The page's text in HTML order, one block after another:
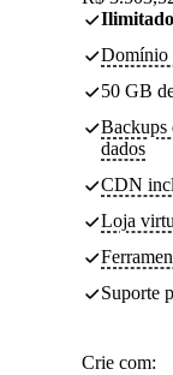
Ilimitado
Domínio
50 GB
Backups
dados
CDN
Loja
Suporte
Crie com: